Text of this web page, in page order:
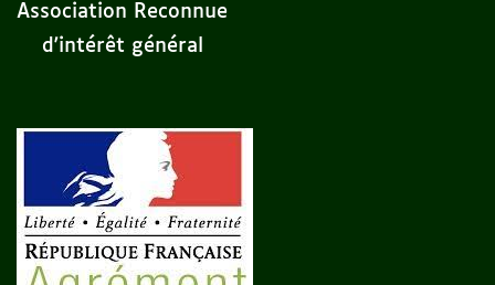
Association Reconnue
d'intérêt général